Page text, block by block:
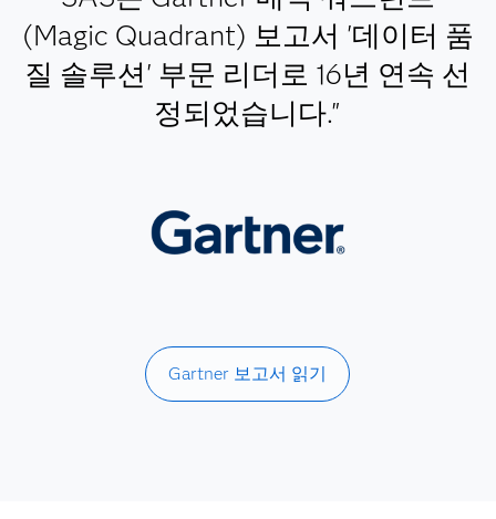
(Magic Quadrant) 보고서 '데이터 품
질 솔루션' 부문 리더로 16년 연속 선
정되었습니다."
Gartner 보고서 읽기